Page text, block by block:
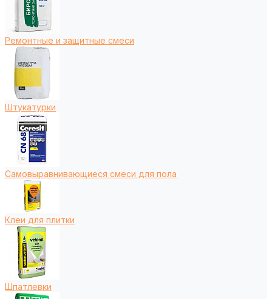
Ремонтные и защитные смеси
Штукатурки
Самовыравнивающиеся смеси для пола
Клеи для плитки
Шпатлевки